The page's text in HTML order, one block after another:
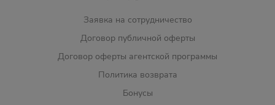
Заявка на сотрудничество
Договор публичной оферты
Договор оферты агентской программы
Политика возврата
Бонусы